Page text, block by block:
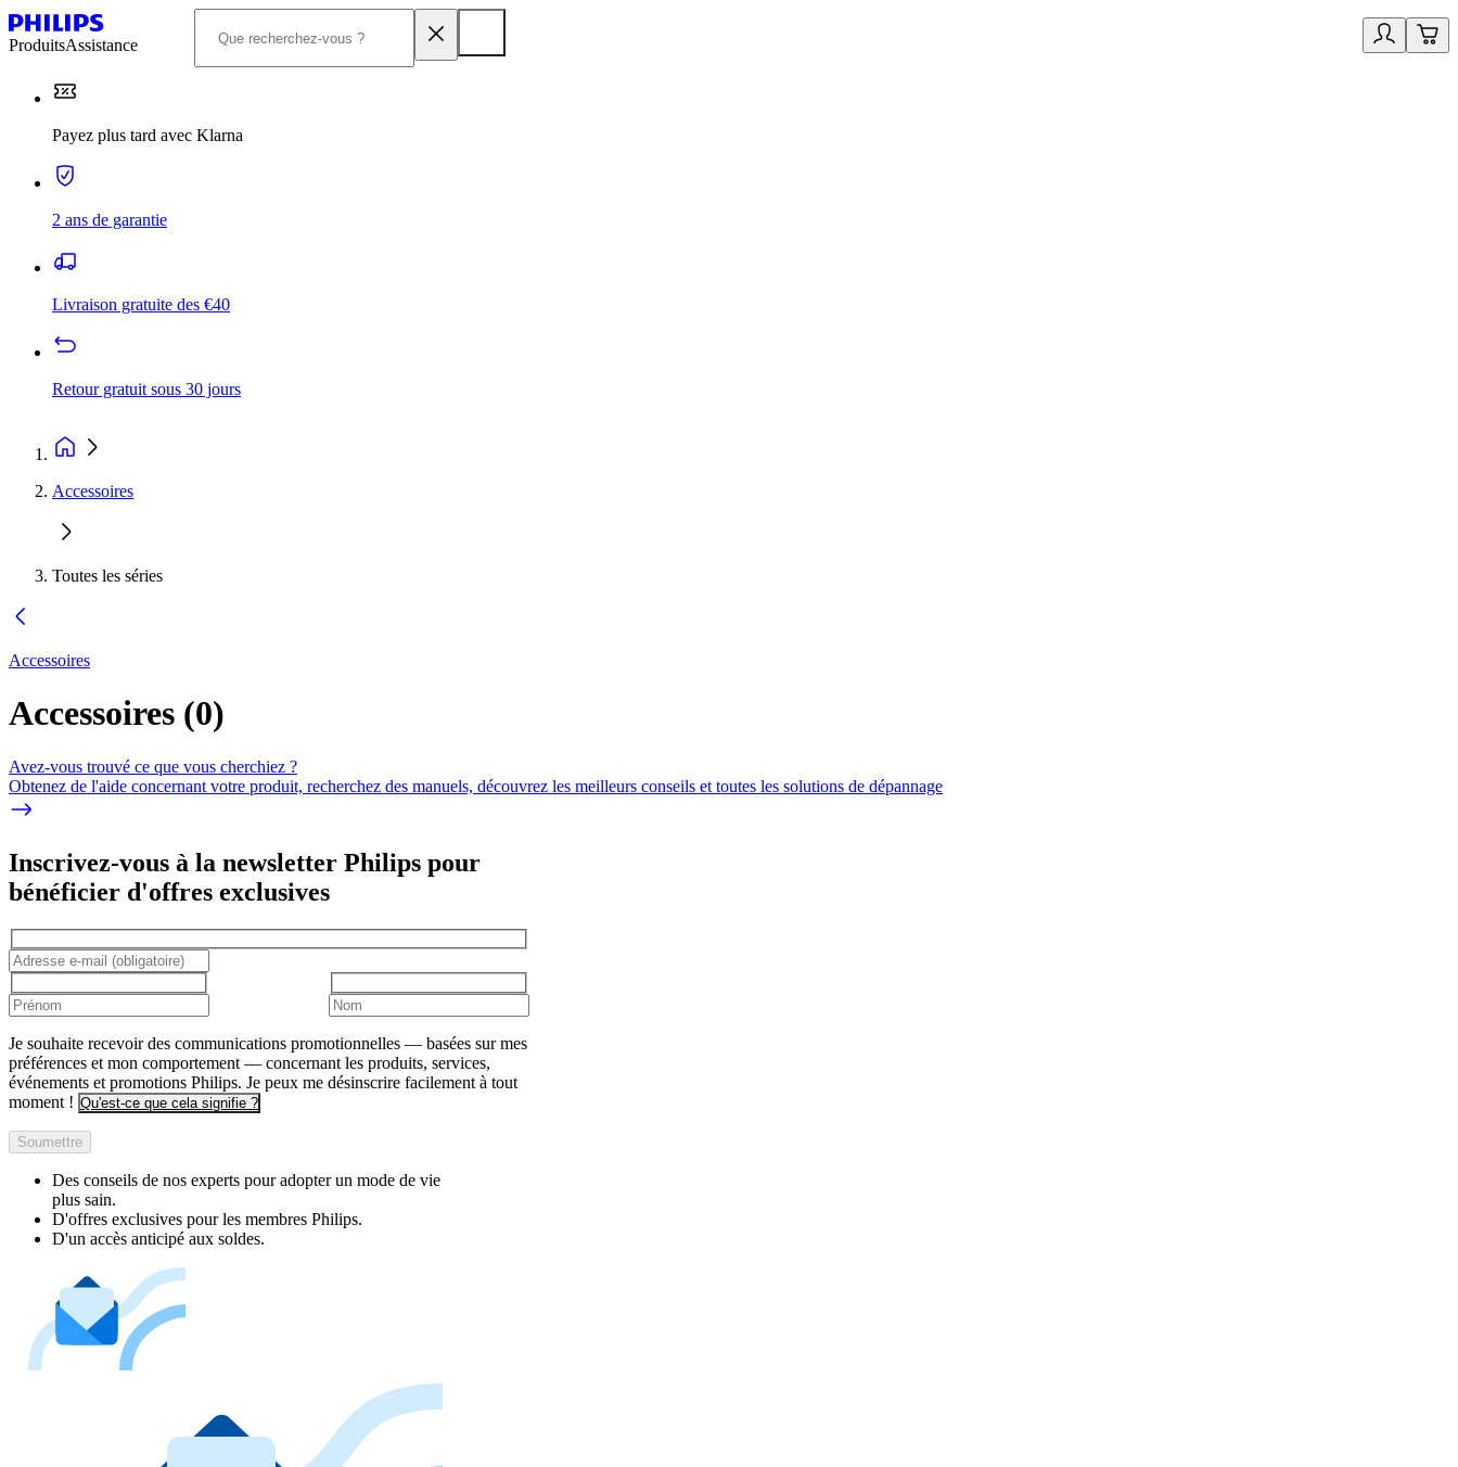
ProduitsAssistance
Payez plus tard avec Klarna
2 ans de garantie
Livraison gratuite des €40
Retour gratuit sous 30 jours
Accessoires
Toutes les séries
Accessoires
Accessoires (0)
Avez-vous trouvé ce que vous cherchiez ?
Obtenez de l'aide concernant votre produit, recherchez des manuels, découvrez les meilleurs conseils et toutes les solutions de dépannage
Inscrivez-vous à la newsletter Philips pour
bénéficier d'offres exclusives
Je souhaite recevoir des communications promotionnelles — basées sur mes
préférences et mon comportement — concernant les produits, services,
événements et promotions Philips. Je peux me désinscrire facilement à tout
moment ! Qu'est-ce que cela signifie ?
Soumettre
Des conseils de nos experts pour adopter un mode de vie
plus sain.
D'offres exclusives pour les membres Philips.
D'un accès anticipé aux soldes.